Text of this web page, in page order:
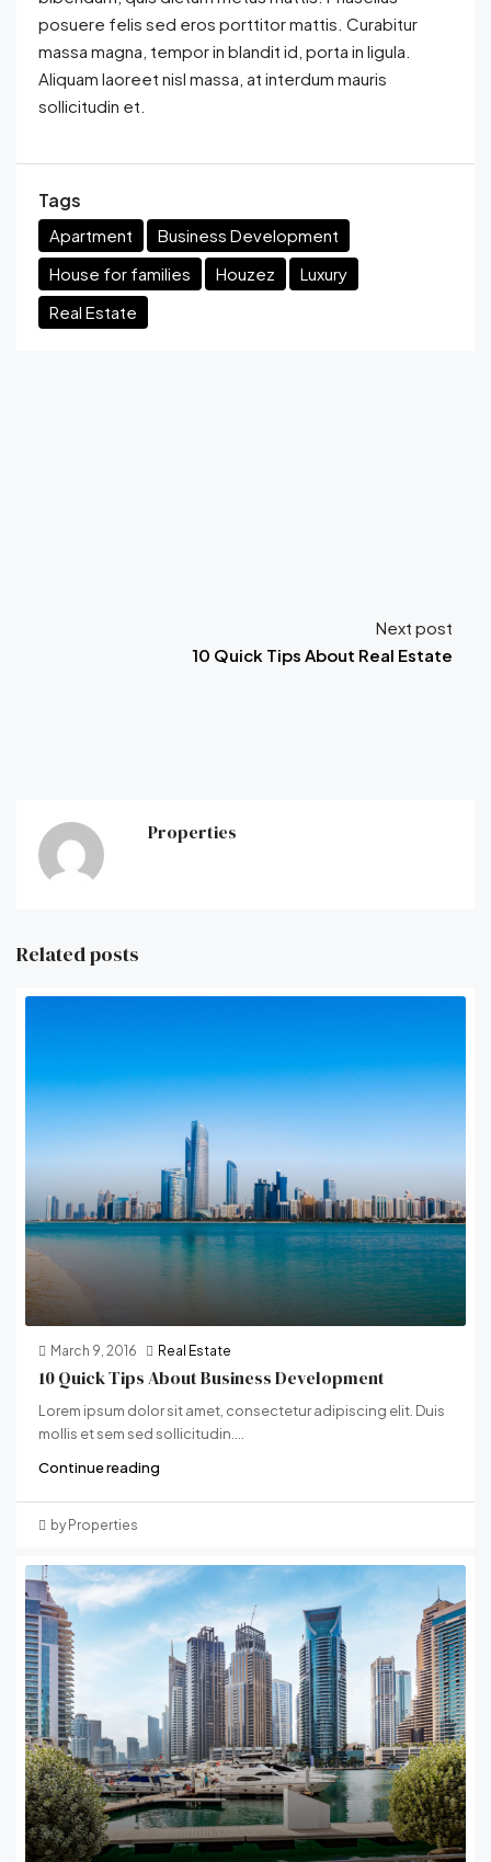
posuere felis sed eros porttitor mattis. Curabitur
massa magna, tempor in blandit id, porta in ligula.
Aliquam laoreet nisl massa, at interdum mauris
sollicitudin et.
Tags
Apartment
Business Development
House for families
Houzez
Luxury
Real Estate
Next post
10 Quick Tips About Real Estate
Properties
Related posts
March 9, 2016 Real Estate
10 Quick Tips About Business Development
Lorem ipsum dolor sit amet, consectetur adipiscing elit. Duis
mollis et sem sed sollicitudin....
Continue reading
by Properties